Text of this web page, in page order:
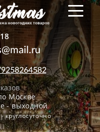
Москве
- выходной
круглосуточно